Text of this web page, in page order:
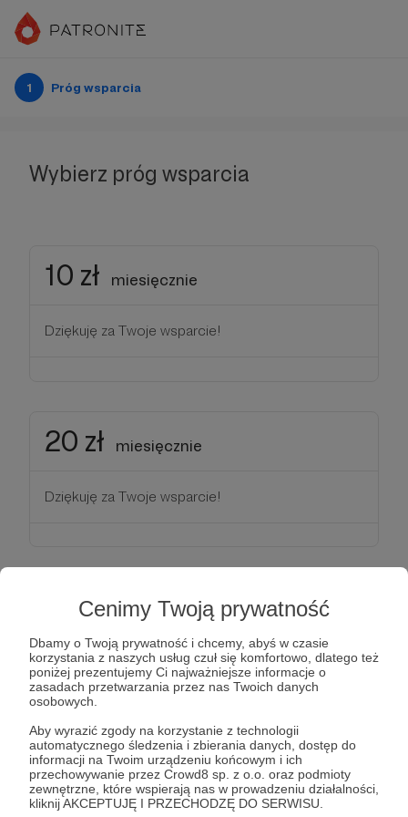
Cenimy Twoją prywatność
Dbamy o Twoją prywatność i chcemy, abyś w czasie
korzystania z naszych usług czuł się komfortowo, dlatego też
poniżej prezentujemy Ci najważniejsze informacje o
zasadach przetwarzania przez nas Twoich danych
osobowych.
Aby wyrazić zgody na korzystanie z technologii
automatycznego śledzenia i zbierania danych, dostęp do
informacji na Twoim urządzeniu końcowym i ich
przechowywanie przez Crowd8 sp. z o.o. oraz podmioty
zewnętrzne, które wspierają nas w prowadzeniu działalności,
kliknij AKCEPTUJĘ I PRZECHODZĘ DO SERWISU.
1 Próg wsparcia
Wybierz próg wsparcia
10 zł miesięcznie
Dziękuję za Twoje wsparcie!
20 zł miesięcznie
Dziękuję za Twoje wsparcie!
30 zł miesięcznie
Dziękuję za Twoje wsparcie!
50 zł miesięcznie